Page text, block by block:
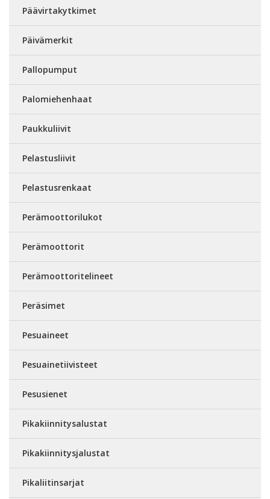
Päävirtakytkimet
Päivämerkit
Pallopumput
Palomiehenhaat
Paukkuliivit
Pelastusliivit
Pelastusrenkaat
Perämoottorilukot
Perämoottorit
Perämoottoritelineet
Peräsimet
Pesuaineet
Pesuainetiivisteet
Pesusienet
Pikakiinnitysalustat
Pikakiinnitysjalustat
Pikaliitinsarjat